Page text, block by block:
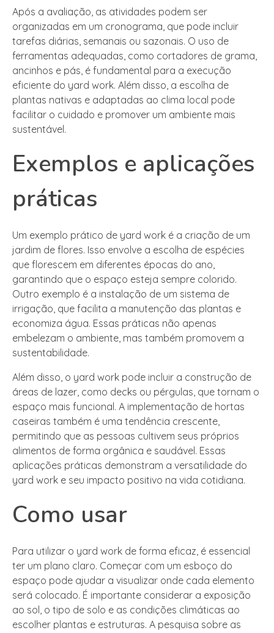
Após a avaliação, as atividades podem ser
organizadas em um cronograma, que pode incluir
tarefas diárias, semanais ou sazonais. O uso de
ferramentas adequadas, como cortadores de grama,
ancinhos e pás, é fundamental para a execução
eficiente do yard work. Além disso, a escolha de
plantas nativas e adaptadas ao clima local pode
facilitar o cuidado e promover um ambiente mais
sustentável.
Exemplos e aplicações
práticas
Um exemplo prático de yard work é a criação de um
jardim de flores. Isso envolve a escolha de espécies
que florescem em diferentes épocas do ano,
garantindo que o espaço esteja sempre colorido.
Outro exemplo é a instalação de um sistema de
irrigação, que facilita a manutenção das plantas e
economiza água. Essas práticas não apenas
embelezam o ambiente, mas também promovem a
sustentabilidade.
Além disso, o yard work pode incluir a construção de
áreas de lazer, como decks ou pérgulas, que tornam o
espaço mais funcional. A implementação de hortas
caseiras também é uma tendência crescente,
permitindo que as pessoas cultivem seus próprios
alimentos de forma orgânica e saudável. Essas
aplicações práticas demonstram a versatilidade do
yard work e seu impacto positivo na vida cotidiana.
Como usar
Para utilizar o yard work de forma eficaz, é essencial
ter um plano claro. Começar com um esboço do
espaço pode ajudar a visualizar onde cada elemento
será colocado. É importante considerar a exposição
ao sol, o tipo de solo e as condições climáticas ao
escolher plantas e estruturas. A pesquisa sobre as